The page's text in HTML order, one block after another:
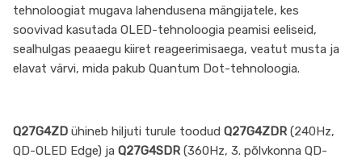
tehnoloogiat mugava lahendusena mängijatele, kes
soovivad kasutada OLED-tehnoloogia peamisi eeliseid,
sealhulgas peaaegu kiiret reageerimisaega, veatut musta ja
elavat värvi, mida pakub Quantum Dot-tehnoloogia.
Q27G4ZD ühineb hiljuti turule toodud Q27G4ZDR (240Hz,
QD-OLED Edge) ja Q27G4SDR (360Hz, 3. põlvkonna QD-